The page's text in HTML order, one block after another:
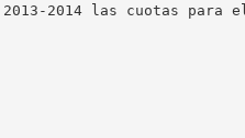
2014 las cuotas para